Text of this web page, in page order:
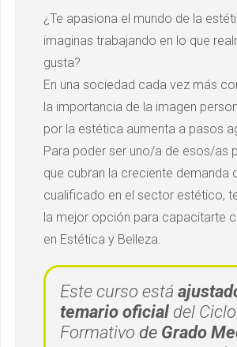
¿Te apasiona el mundo de la
imaginas trabajando en lo que
gusta?
En una sociedad cada vez más
la importancia de la imagen
por la estética aumenta a pasos
Para poder ser uno/a de esos/as
que cubran la creciente demanda
cualificado en el sector estético,
la mejor opción para capacitarte
en Estética y Belleza.
Este curso está
temario oficial del Ciclo
Formativo de Grado